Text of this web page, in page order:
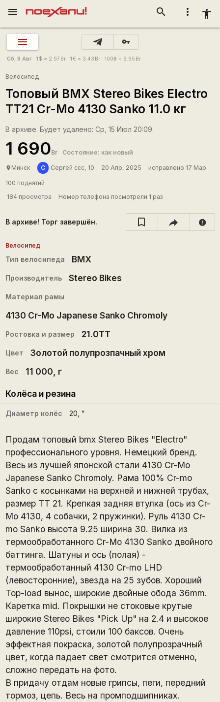
more_vert accessibility_new
search
menu
vpn_key
Сб, 8 Авг 1 $ = 2.97 Br 1€ = 3.43 Br 100₴ = 6.65 Br
Велосипед
Топовый BMX Stereo Bikes Electro
TT21 Cr-Mo 4130 Sanko 11.0 кг
В архиве. Будет удалено: Ср, 15 Июл 20:09.
1 690Br Состояние: как новый
place Минск С Сергей ссс, 10 20 Апр, 2025 исправлено 17 Мар
100 поднятий
184 просмотра
Номер телефона посмотрели 1 раз
В архиве! Торг завершён. report
Велосипед
Тип велосипеда BMX
Производитель Stereo Bikes
Материал рамы
4130 Cr-Mo Japanese Sanko Chromoly
Ростовка и размер 21.0TT
Цвет Золотой полупрозпачный хром
Вес 11 000 , г
Колёса и резина
Диаметр колёс 20 , "
Продам топовый bmx Stereo Bikes "Electro"
профессионального уровня. Немецкий бренд.
Весь из лучшей японской стали 4130 Cr-Mo
Japanese Sanko Chromoly. Рама 100% Cr-mo
Sanko с косынками на верхней и нижней трубах,
размер TT 21. Крепкая задняя втулка (ось из Cr-
Mo 4130, 4 собачки, 2 пружинки). Руль 4130 Cr-
mo Sanko высота 9.25 ширина 30. Вилка из
термообработанного Cr-Mo 4130 Sanko двойного
баттинга. Шатуны и ось (полая) -
термообработанный 4130 Cr-mo LHD
(левосторонние), звезда на 25 зубов. Хороший
Top-load вынос, широкие двойные обода 36mm.
Каретка mid. Покрышки не стоковые крутые
широкие Stereo Bikes "Pick Up" на 2.4 и высокое
давление 110psi, стоили 100 баксов. Очень
эффектная покраска, золотой полупрозрачный
цвет, когда падает свет смотрится отменно,
сложно передать на фото.
В придачу отдам новые грипсы, пеги, передний
тормоз, цепь. Весь на промподшипниках.